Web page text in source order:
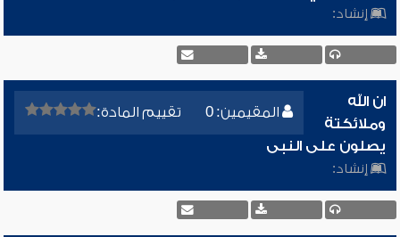
إنشاد:
المقيمين: 0 تقييم المادة:
ان الله
وملائكتة
يصلون على النبى
إنشاد: